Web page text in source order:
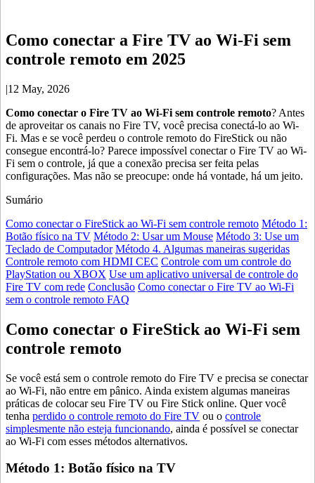
Como conectar a Fire TV ao Wi-Fi sem
controle remoto em 2025
|12 May, 2026
Como conectar o Fire TV ao Wi-Fi sem controle remoto? Antes
de aproveitar os canais no Fire TV, você precisa conectá-lo ao Wi-
Fi. Mas e se você perdeu o controle remoto do FireStick ou não
consegue encontrá-lo? Parece impossível conectar o Fire TV ao Wi-
Fi sem o controle, já que a conexão precisa ser feita pelas
configurações. Mas não se preocupe: onde há vontade, há um jeito.
Sumário
Como conectar o FireStick ao Wi-Fi sem controle remoto Método 1:
Botão físico na TV Método 2: Usar um Mouse Método 3: Use um
Teclado de Computador Método 4. Algumas maneiras sugeridas
Controle remoto com HDMI CEC Controle com um controle do
PlayStation ou XBOX Use um aplicativo universal de controle do
Fire TV com rede Conclusão Como conectar o Fire TV ao Wi-Fi
sem o controle remoto FAQ
Como conectar o FireStick ao Wi-Fi sem
controle remoto
Se você está sem o controle remoto do Fire TV e precisa se conectar
ao Wi-Fi, não entre em pânico. Ainda existem algumas maneiras
práticas de colocar seu Fire TV ou Fire Stick online. Quer você
tenha perdido o controle remoto do Fire TV ou o controle
simplesmente não esteja funcionando, ainda é possível se conectar
ao Wi-Fi com esses métodos alternativos.
Método 1: Botão físico na TV